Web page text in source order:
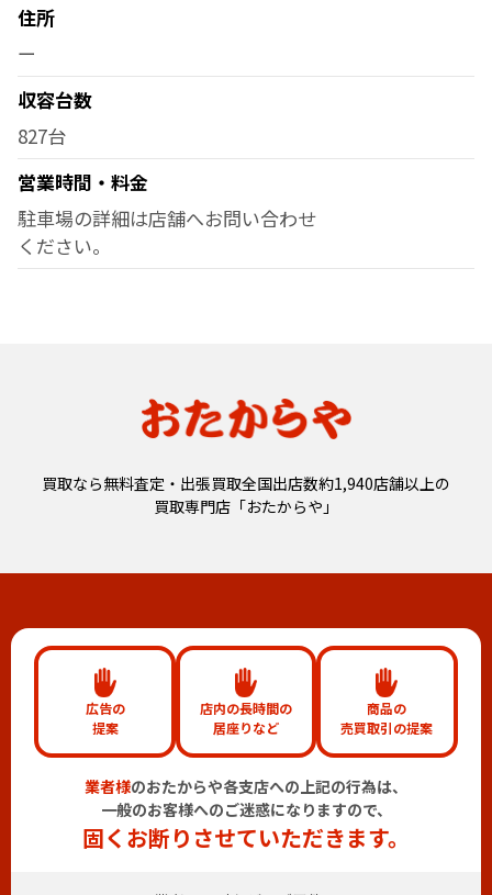
住所
ー
収容台数
827台
営業時間・料金
駐車場の詳細は店舗へお問い合わせ
ください。
買取なら無料査定・出張買取全国出店数約1,940店舗以上の
買取専門店「おたからや」
広告の
提案
店内の長時間の
居座りなど
商品の
売買取引の提案
業者様のおたからや各支店への上記の行為は、
一般のお客様へのご迷惑になりますので、
固くお断りさせていただきます。